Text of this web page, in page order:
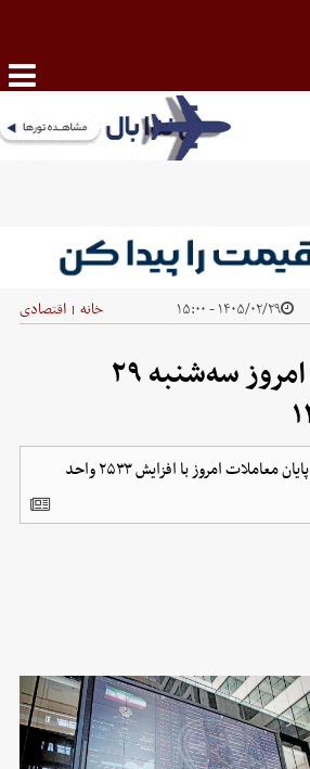
۱۴۰۵/۰۲/۲۹ - ۱۵:۰۰ خانه | اقتصادی
وضعیت بورس امروز سه‌شنبه ۲۹
شاخص کل بورس تهران در پایان معاملات امروز با افزایش ۲۵۳۳ واحد